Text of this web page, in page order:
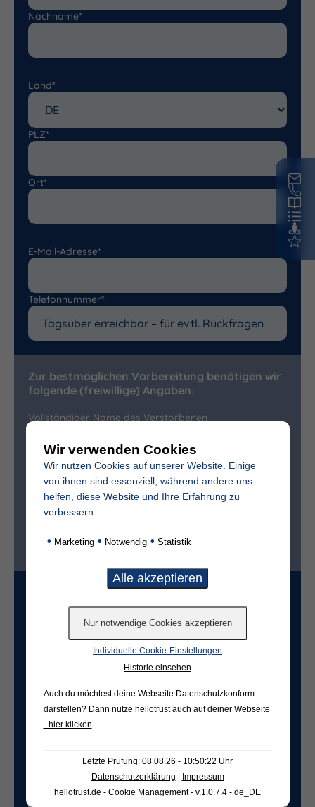
Nachname*
Land*
PLZ*
Ort*
E-Mail-Adresse*
Telefonnummer*
Zur bestmöglichen Vorbereitung benötigen wir
folgende (freiwillige) Angaben:
Vollständiger Name des Verstorbenen
Sterbedatum
Ist der Friedhof im selben Ort?*
nein
Freifeld für evtl. Anmerkungen
Wir verwenden Cookies
Wir nutzen Cookies auf unserer Website. Einige
von ihnen sind essenziell, während andere uns
helfen, diese Website und Ihre Erfahrung zu
verbessern.
• Marketing • Notwendig • Statistik
Individuelle Cookie-Einstellungen
Historie einsehen
Auch du möchtest deine Webseite Datenschutzkonform
darstellen? Dann nutze hellotrust auch auf deiner Webseite
- hier klicken
Letzte Prüfung: 08.08.26 - 10:50:22 Uhr
Datenschutzerklärung | Impressum
hellotrust.de - Cookie Management - v.1.0.7.4 - de_DE